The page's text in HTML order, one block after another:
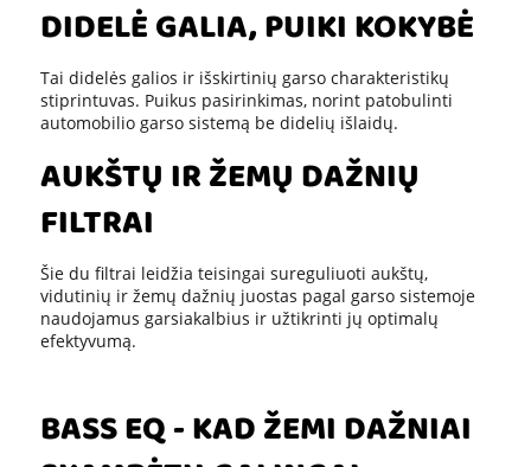
DIDELĖ GALIA, PUIKI KOKYBĖ
Tai didelės galios ir išskirtinių garso charakteristikų
stiprintuvas. Puikus pasirinkimas, norint patobulinti
automobilio garso sistemą be didelių išlaidų.
AUKŠTŲ IR ŽEMŲ DAŽNIŲ
FILTRAI
Šie du filtrai leidžia teisingai sureguliuoti aukštų,
vidutinių ir žemų dažnių juostas pagal garso sistemoje
naudojamus garsiakalbius ir užtikrinti jų optimalų
efektyvumą.
BASS EQ - KAD ŽEMI DAŽNIAI